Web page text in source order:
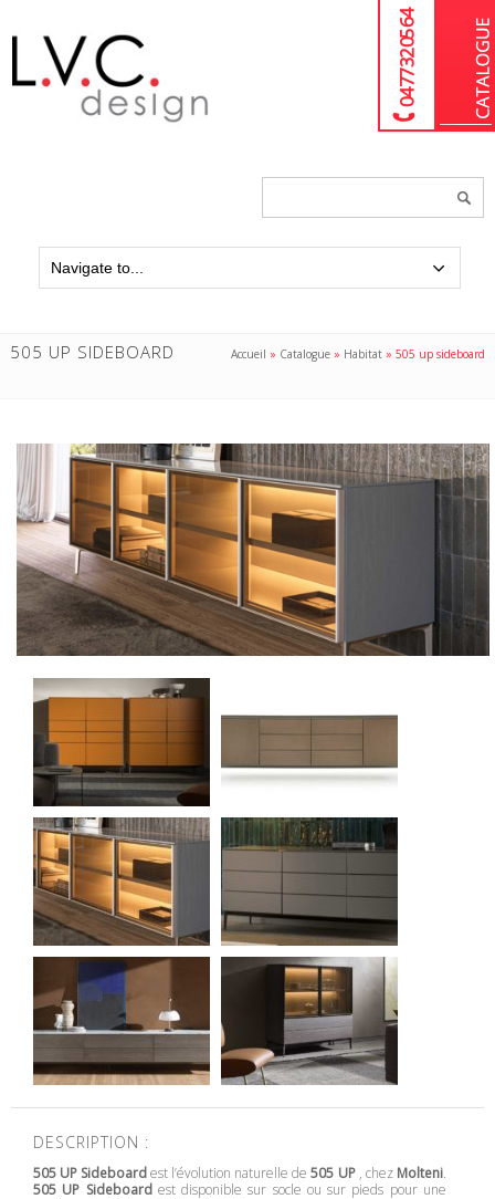
04 77 32 05 64
505 UP SIDEBOARD Accueil » Catalogue » Habitat »505 up sideboard
DESCRIPTION :
505 UP Sideboardest l’évolution naturelle de505 UP, chez Molteni.
505 UP Sideboardest disponible sur socle ou sur pieds pour une